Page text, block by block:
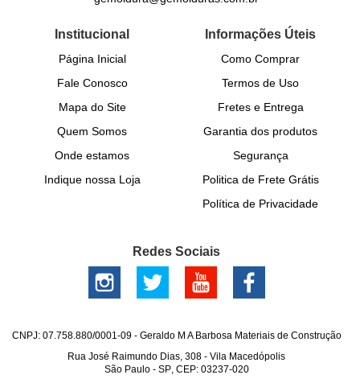
Institucional
Página Inicial
Fale Conosco
Mapa do Site
Quem Somos
Onde estamos
Indique nossa Loja
Informações Úteis
Como Comprar
Termos de Uso
Fretes e Entrega
Garantia dos produtos
Segurança
Politica de Frete Grátis
Política de Privacidade
Redes Sociais
CNPJ: 07.758.880/0001-09 - Geraldo M A Barbosa Materiais de Construção
Rua José Raimundo Dias, 308 -Vila Macedópolis
São Paulo- SP, CEP: 03237-020